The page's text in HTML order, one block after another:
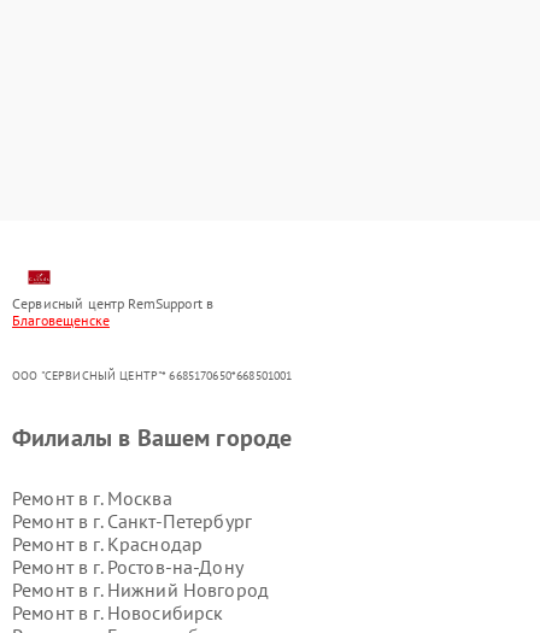
Сервисный центр RemSupport в
Благовещенске
ООО "СЕРВИСНЫЙ ЦЕНТР"* 6685170650*668501001
Филиалы в Вашем городе
Ремонт в г. Москва
Ремонт в г. Санкт-Петербург
Ремонт в г. Краснодар
Ремонт в г. Ростов-на-Дону
Ремонт в г. Нижний Новгород
Ремонт в г. Новосибирск